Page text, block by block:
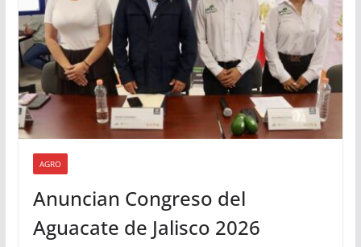
AGRO
Anuncian Congreso del
Aguacate de Jalisco 2026